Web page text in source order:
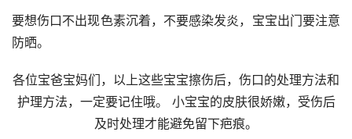
要想伤口不出现色素沉着，不要感染发炎，宝宝出门要注意
防晒。
各位宝爸宝妈们，以上这些宝宝擦伤后，伤口的处理方法和
护理方法，一定要记住哦。 小宝宝的皮肤很娇嫩，受伤后
及时处理才能避免留下疤痕。